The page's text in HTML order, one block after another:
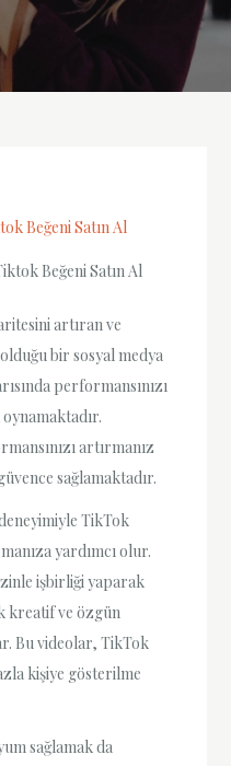
Beğeni Satın Al
artıran ve
bir sosyal medya
performansınızı
artırmanız
sağlamaktadır.
TikTok
yardımcı olur.
işbirliği yaparak
kreatif ve özgün
Bu videolar, TikTok
kişiye gösterilme
sağlamak da